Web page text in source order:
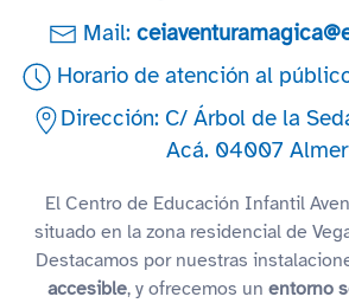
Mail:
Horario de atención al
Dirección: C/ Árbol de la
Acá. 04007
El Centro de Educación Infantil
situado en la zona residencial de
Destacamos por nuestras
accesible, y ofrecemos un entorno